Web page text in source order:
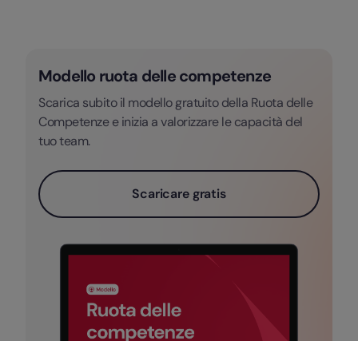
Modello ruota delle competenze
Scarica subito il modello gratuito della Ruota delle
Competenze e inizia a valorizzare le capacità del
tuo team.
Scaricare gratis